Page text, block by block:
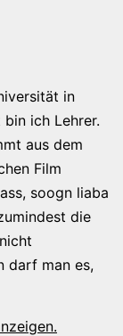
in
ich Lehrer.
aus dem
Film
soogn liaba
die
darf man es,